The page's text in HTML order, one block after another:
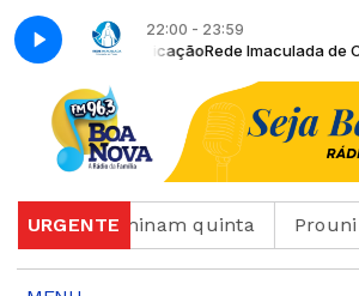
22:00 - 23:59
Comunicação Rede Imaculada de
URGENTE
terminam quinta Prouni